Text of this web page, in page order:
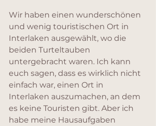
Wir haben einen wunderschönen
und wenig touristischen Ort in
Interlaken ausgewählt, wo die
beiden Turteltauben
untergebracht waren. Ich kann
euch sagen, dass es wirklich nicht
einfach war, einen Ort in
Interlaken auszumachen, an dem
es keine Touristen gibt. Aber ich
habe meine Hausaufgaben